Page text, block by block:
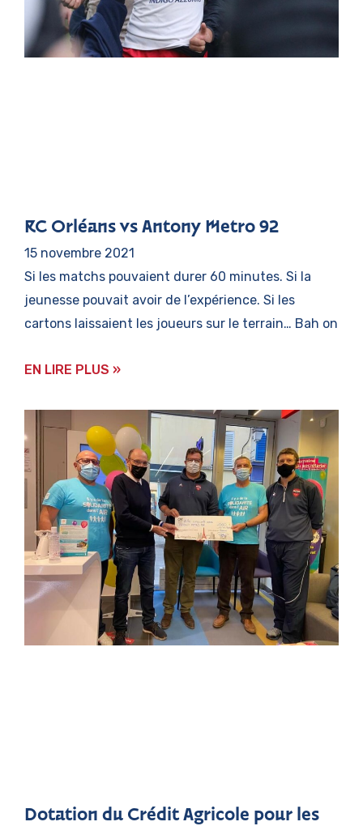
RC Orléans vs Antony Metro 92
15 novembre 2021
Si les matchs pouvaient durer 60 minutes. Si la
jeunesse pouvait avoir de l’expérience. Si les
cartons laissaient les joueurs sur le terrain… Bah on
EN LIRE PLUS »
Dotation du Crédit Agricole pour les